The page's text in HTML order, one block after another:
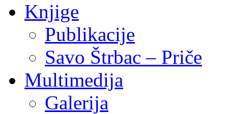
Knjige
Publikacije
Savo Štrbac – Priče
Multimedija
Galerija